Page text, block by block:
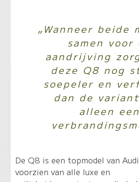
„Wanneer beide
samen voor
aandrijving
deze Q8 nog
soepeler en
dan de
alleen een
De Q8 is een topmodel van
voorzien van alle luxe en